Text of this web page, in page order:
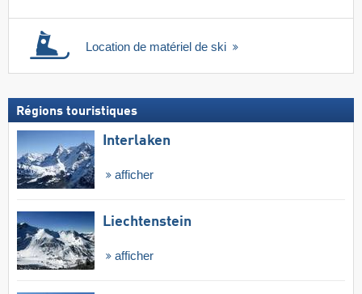
Location de matériel de ski
Régions touristiques
Interlaken
afficher
Liechtenstein
afficher